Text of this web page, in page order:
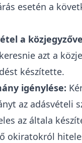
esetén a
a
azt a
készítette.
igénylése:
az adásvételi
az általa
okiratokról